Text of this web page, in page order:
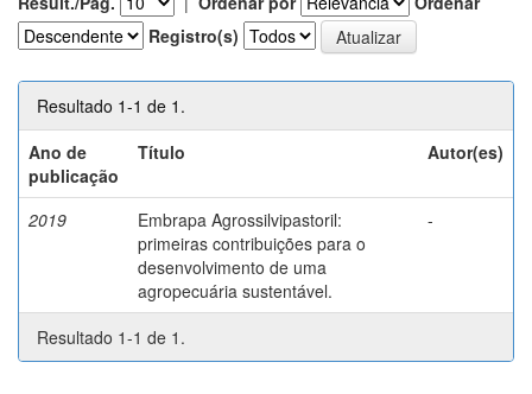
Registro(s)
Resultado 1-1 de 1.
Ano de
publicação
Título Autor(es)
2019
Embrapa Agrossilvipastoril:
primeiras contribuições para o
desenvolvimento de uma
agropecuária sustentável.
-
Resultado 1-1 de 1.